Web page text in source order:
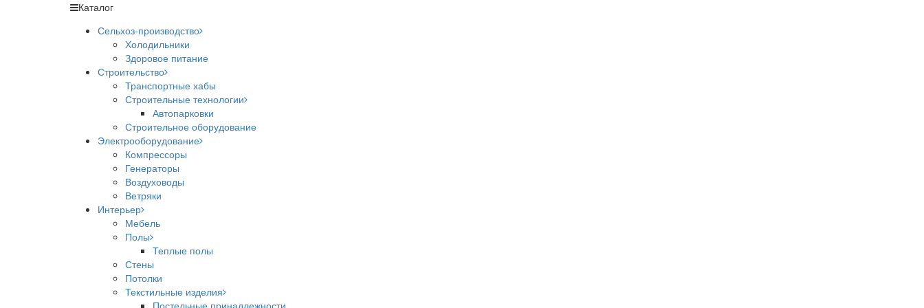
Каталог
Сельхоз-производство
Холодильники
Здоровое питание
Строительство
Транспортные хабы
Строительные технологии
Автопарковки
Строительное оборудование
Электрооборудование
Компрессоры
Генераторы
Воздуховоды
Ветряки
Интерьер
Мебель
Полы
Теплые полы
Стены
Потолки
Текстильные изделия
Постельные принадлежности